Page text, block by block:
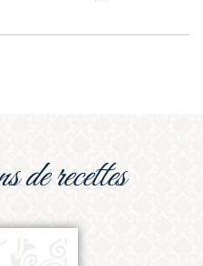
de recettes